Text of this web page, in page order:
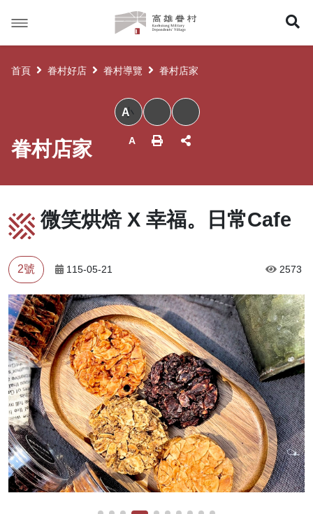
高
雄
眷
首頁 眷村好店 眷村導覽 眷村店家
小
眷村店家
微笑烘焙 X 幸福。日常Cafe
2號 115-05-21 2573